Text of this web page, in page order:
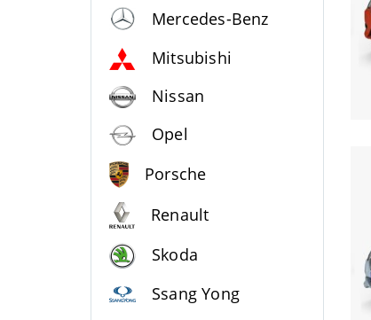
Mercedes-Benz
Mitsubishi
Nissan
Opel
Porsche
Renault
Skoda
Ssang Yong